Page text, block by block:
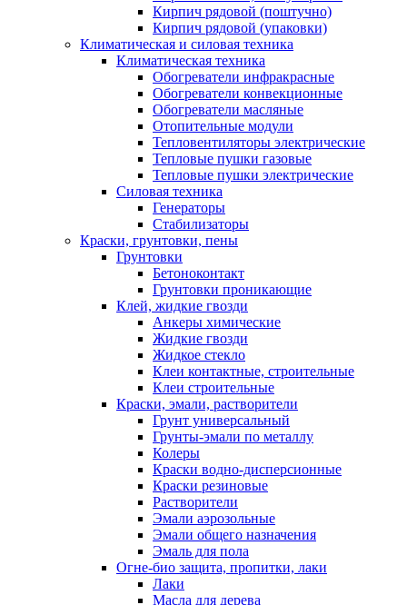
Кирпич рядовой (поштучно)
Кирпич рядовой (упаковки)
Климатическая и силовая техника
Климатическая техника
Обогреватели инфракрасные
Обогреватели конвекционные
Обогреватели масляные
Отопительные модули
Тепловентиляторы электрические
Тепловые пушки газовые
Тепловые пушки электрические
Силовая техника
Генераторы
Стабилизаторы
Краски, грунтовки, пены
Грунтовки
Бетоноконтакт
Грунтовки проникающие
Клей, жидкие гвозди
Анкеры химические
Жидкие гвозди
Жидкое стекло
Клеи контактные, строительные
Клеи строительные
Краски, эмали, растворители
Грунт универсальный
Грунты-эмали по металлу
Колеры
Краски водно-дисперсионные
Краски резиновые
Растворители
Эмали аэрозольные
Эмали общего назначения
Эмаль для пола
Огне-био защита, пропитки, лаки
Лаки
Масла для дерева